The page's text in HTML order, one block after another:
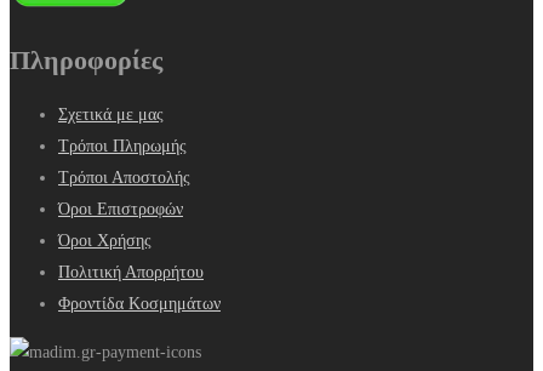
Πληροφορίες
Σχετικά με μας
Τρόποι Πληρωμής
Τρόποι Αποστολής
Όροι Επιστροφών
Όροι Χρήσης
Πολιτική Απορρήτου
Φροντίδα Κοσμημάτων